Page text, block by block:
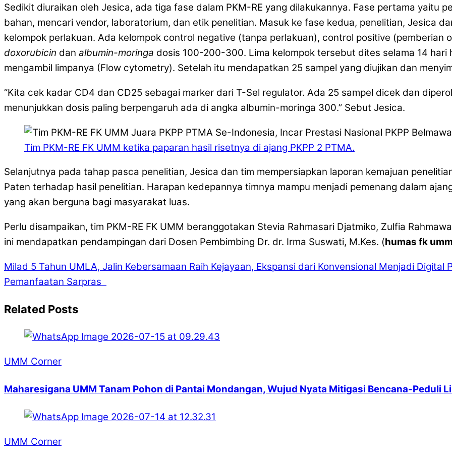
Sedikit diuraikan oleh Jesica, ada tiga fase dalam PKM-RE yang dilakukannya. Fase pertama yaitu
bahan, mencari vendor, laboratorium, dan etik penelitian. Masuk ke fase kedua, penelitian, Jesica
kelompok perlakuan. Ada kelompok control negative (tanpa perlakuan), control positive (pemberian
doxorubicin dan albumin-moringa dosis 100-200-300. Lima kelompok tersebut dites selama 14
mengambil limpanya (Flow cytometry). Setelah itu mendapatkan 25 sampel yang diujikan dan
“Kita cek kadar CD4 dan CD25 sebagai marker dari T-Sel regulator. Ada 25 sampel dicek dan
menunjukkan dosis paling berpengaruh ada di angka albumin-moringa 300.” Sebut Jesica.
Tim PKM-RE FK UMM ketika paparan hasil risetnya di ajang PKPP 2 PTMA.
Selanjutnya pada tahap pasca penelitian, Jesica dan tim mempersiapkan laporan kemajuan
Paten terhadap hasil penelitian. Harapan kedepannya timnya mampu menjadi pemenang dalam
yang akan berguna bagi masyarakat luas.
Perlu disampaikan, tim PKM-RE FK UMM beranggotakan Stevia Rahmasari Djatmiko, Zulfia
ini mendapatkan pendampingan dari Dosen Pembimbing Dr. dr. Irma Suswati, M.Kes. (humas fk umm
Milad 5 Tahun UMLA, Jalin Kebersamaan Raih Kejayaan, Ekspansi dari Konvensional Menjadi Digital
Pemanfaatan Sarpras
Related Posts
UMM Corner
Maharesigana UMM Tanam Pohon di Pantai Mondangan, Wujud Nyata Mitigasi Bencana-Peduli
UMM Corner